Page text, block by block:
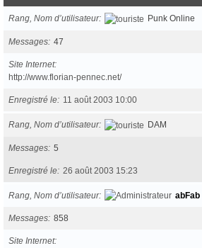
Rang, Nom d’utilisateur Punk Online
Messages 47
Site Internet
http://www.florian-pennec.net/
Enregistré le 11 août 2003 10:00
Rang, Nom d’utilisateur DAM
Messages 5
Enregistré le 26 août 2003 15:23
Rang, Nom d’utilisateur abFab
Messages 858
Site Internet